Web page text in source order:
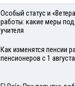
Особый статус и
работы: какие меры
учителя
Как изменятся пенсии
пенсионеров с 1 августа